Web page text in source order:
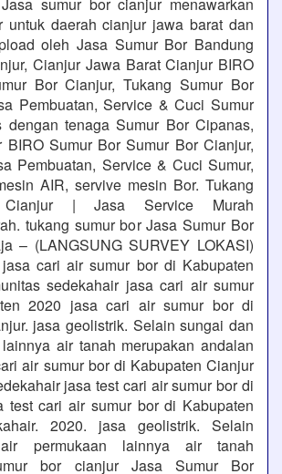
untuk daerah cianjur jawa barat dan
oleh Jasa Sumur Bor Bandung
Cianjur Jawa Barat Cianjur BIRO
Bor Cianjur, Tukang Sumur Bor
Pembuatan, Service & Cuci Sumur
dengan tenaga Sumur Bor Cipanas,
BIRO Sumur Bor Sumur Bor Cianjur,
Pembuatan, Service & Cuci Sumur,
AIR, servive mesin Bor. Tukang
| Jasa Service Murah
tukang sumur bor Jasa Sumur Bor
– (LANGSUNG SURVEY LOKASI)
cari air sumur bor di Kabupaten
sedekahair jasa cari air sumur
2020 jasa cari air sumur bor di
jasa geolistrik. Selain sungai dan
air tanah merupakan andalan
air sumur bor di Kabupaten Cianjur
jasa test cari air sumur bor di
test cari air sumur bor di Kabupaten
2020. jasa geolistrik. Selain
permukaan lainnya air tanah
bor cianjur Jasa Sumur Bor